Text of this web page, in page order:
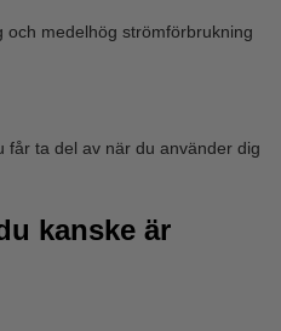
och medelhög strömförbrukning
får ta del av när du använder dig
kanske är